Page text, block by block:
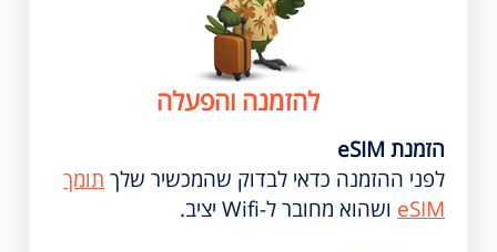
להזמנה והפעלה
הזמנת eSIM
לפני ההזמנה כדאי לבדוק שהמכשיר שלך תומך
eSIM ושהוא מחובר ל-Wifi יציב.